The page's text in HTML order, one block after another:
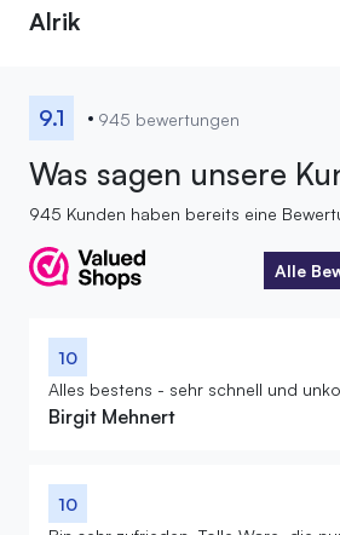
Alrik
9.1 945 bewertungen
Was sagen unsere
945 Kunden haben bereits eine
Alle
Alle
10
Alles bestens - sehr schnell und
Birgit Mehnert
10